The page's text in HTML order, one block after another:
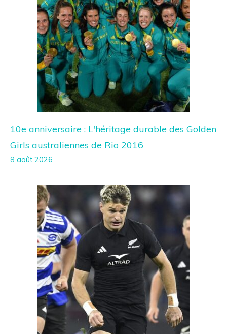
10e anniversaire : L'héritage durable des Golden
Girls australiennes de Rio 2016
8 août 2026